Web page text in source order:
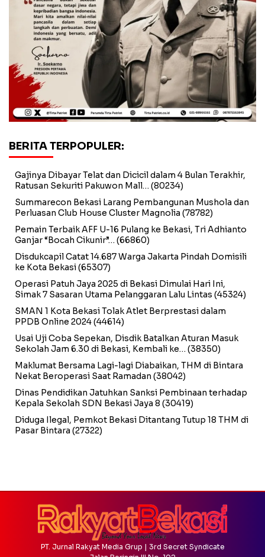
BERITA TERPOPULER:
Gajinya Dibayar Telat dan Dicicil dalam 4 Bulan Terakhir,
Ratusan Sekuriti Pakuwon Mall… (80234)
Summarecon Bekasi Larang Pembangunan Mushola dan
Perluasan Club House Cluster Magnolia (78782)
Pemain Terbaik AFF U-16 Pulang ke Bekasi, Tri Adhianto
Ganjar “Bocah Cikunir”… (66860)
Disdukcapil Catat 14.687 Warga Jakarta Pindah Domisili
ke Kota Bekasi(65307)
Operasi Patuh Jaya 2025 di Bekasi Dimulai Hari Ini,
Simak 7 Sasaran Utama Pelanggaran Lalu Lintas (45324)
SMAN 1 Kota Bekasi Tolak Atlet Berprestasi dalam
PPDB Online 2024(44614)
Usai Uji Coba Sepekan, Disdik Batalkan Aturan Masuk
Sekolah Jam 6.30 di Bekasi, Kembali ke… (38350)
Maklumat Bersama Lagi-lagi Diabaikan, THM di Bintara
Nekat Beroperasi Saat Ramadan (38042)
Dinas Pendidikan Jatuhkan Sanksi Pembinaan terhadap
Kepala Sekolah SDN Bekasi Jaya 8 (30419)
Diduga Ilegal, Pemkot Bekasi Ditantang Tutup 18 THM di
Pasar Bintara (27322)
PT. Jurnal Rakyat Media Grup | 3rd Secret Syndicate